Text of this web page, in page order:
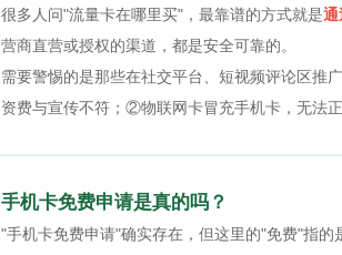
很多人问"流量卡在哪里买"，最靠谱的方式就是通
营商直营或授权的渠道，都是安全可靠的。
需要警惕的是那些在社交平台、短视频评论区
资费与宣传不符；②物联网卡冒充手机卡，无法
手机卡免费申请是真的吗？
"手机卡免费申请"确实存在，但这里的"免费"指的